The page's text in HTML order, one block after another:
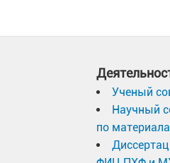
Ученый
Научный
по